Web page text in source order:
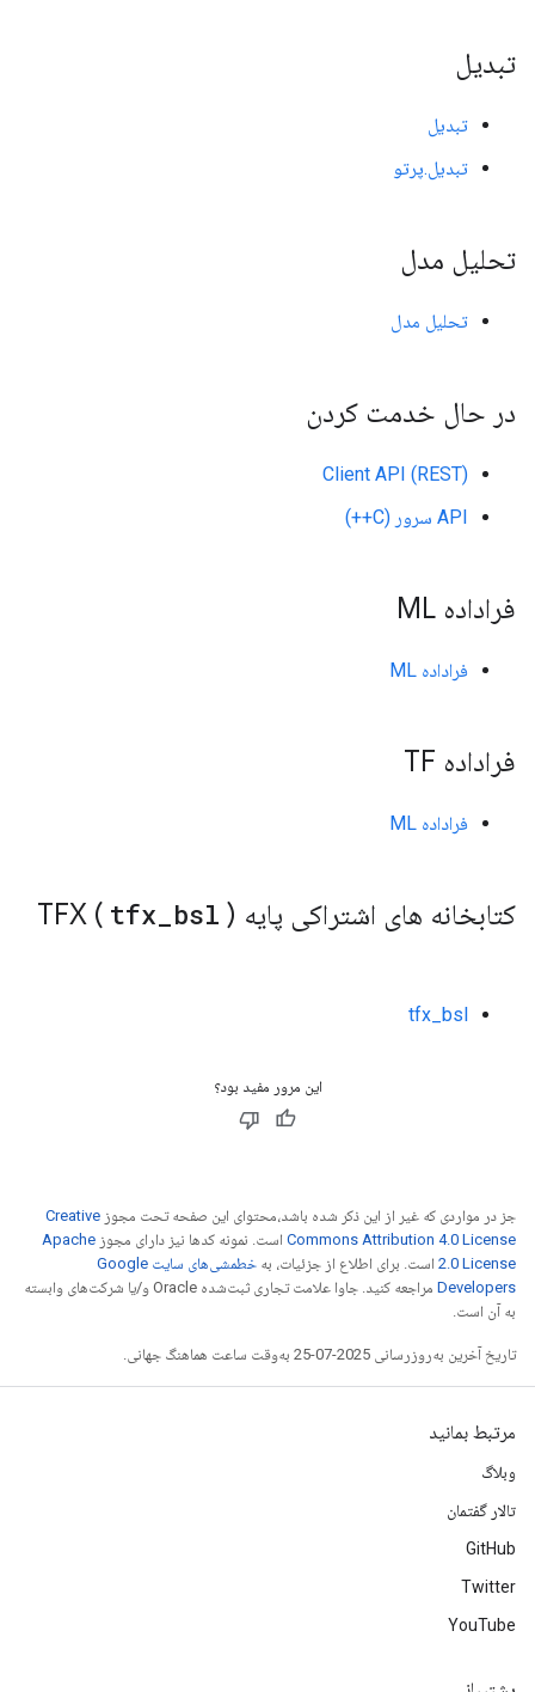
تبدیل
تبدیل
تبدیل.پرتو
تحلیل مدل
تحلیل مدل
در حال خدمت کردن
Client API (REST)
API سرور (C++)
فراداده ML
فراداده ML
فراداده TF
فراداده ML
کتابخانه های اشتراکی پایه TFX ( tfx bsl )
tfx_bsl
این مرور مفید بود؟
جز در مواردی که غیر از این ذکر شده باشد،‌محتوای این صفحه تحت مجوز Creative
Commons Attribution 4.0 License است. نمونه کدها نیز دارای مجوز Apache
2.0 License است. برای اطلاع از جزئیات، به
خطمشی‌های سایت Google
Developers‏
مراجعه کنید. جاوا علامت تجاری ثبت‌شده Oracle و/یا شرکت‌های وابسته
به آن است.
تاریخ آخرین به‌روزرسانی 2025-07-25 به‌وقت ساعت هماهنگ جهانی.
مرتبط بمانید
وبلاگ
تالار گفتمان
GitHub
Twitter
YouTube